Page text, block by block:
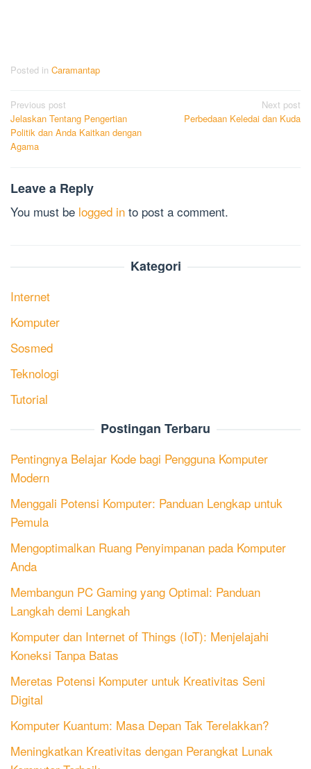
Posted in Caramantap
Post
navigation
Previous post
Jelaskan Tentang Pengertian
Politik dan Anda Kaitkan dengan
Agama
Next post
Perbedaan Keledai dan Kuda
Leave a Reply
You must be logged in to post a comment.
Kategori
Internet
Komputer
Sosmed
Teknologi
Tutorial
Postingan Terbaru
Pentingnya Belajar Kode bagi Pengguna Komputer
Modern
Menggali Potensi Komputer: Panduan Lengkap untuk
Pemula
Mengoptimalkan Ruang Penyimpanan pada Komputer
Anda
Membangun PC Gaming yang Optimal: Panduan
Langkah demi Langkah
Komputer dan Internet of Things (IoT): Menjelajahi
Koneksi Tanpa Batas
Meretas Potensi Komputer untuk Kreativitas Seni
Digital
Komputer Kuantum: Masa Depan Tak Terelakkan?
Meningkatkan Kreativitas dengan Perangkat Lunak